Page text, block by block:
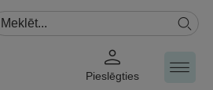
Pieslēgties